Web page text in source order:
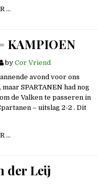
…
BELANGRIJK
VALKEN
JEUGD
KAMPIOEN
by Cor Vriend
avond voor ons
SPARTANEN had nog
de Valken te passeren in
– uitslag 2-2 . Dit
…
VIER
KAMPIOEN
der Leij